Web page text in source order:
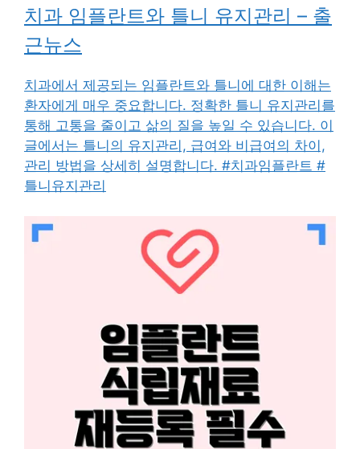
치과 임플란트와 틀니 유지관리 – 출
근뉴스
치과에서 제공되는 임플란트와 틀니에 대한 이해는
환자에게 매우 중요합니다. 정확한 틀니 유지관리를
통해 고통을 줄이고 삶의 질을 높일 수 있습니다. 이
글에서는 틀니의 유지관리, 급여와 비급여의 차이,
관리 방법을 상세히 설명합니다. #치과임플란트 #
틀니유지관리